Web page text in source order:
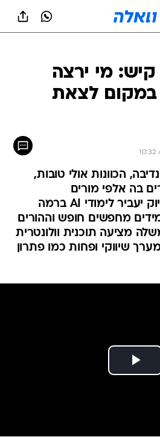
מי ירצה
במקום לצאת
הכוונות אולי טובות,
בה אלפי מורים
למתמטיקה - מי בדיוק יעביר לימודי AI ברמה
מחפשים חופש וההורים
מציעה תוכנית וולונטרית
שיווקי ופחות כמו פתרון